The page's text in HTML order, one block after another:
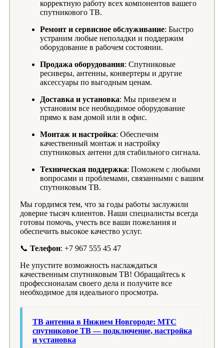
корректную работу всех компонентов вашего
спутникового ТВ.
Ремонт и сервисное обслуживание: Быстро
устраним любые неполадки и поддержим
оборудование в рабочем состоянии.
Продажа оборудования: Спутниковые
ресиверы, антенны, конвертеры и другие
аксессуары по выгодным ценам.
Доставка и установка: Мы привезем и
установим все необходимое оборудование
прямо к вам домой или в офис.
Монтаж и настройка: Обеспечим
качественный монтаж и настройку
спутниковых антенн для стабильного сигнала.
Техническая поддержка: Поможем с любыми
вопросами и проблемами, связанными с вашим
спутниковым ТВ.
Мы гордимся тем, что за годы работы заслужили
доверие тысяч клиентов. Наши специалисты всегда
готовы помочь, учесть все ваши пожелания и
обеспечить высокое качество услуг.
📞 Телефон: +7 967 555 45 47
Не упустите возможность наслаждаться
качественным спутниковым ТВ! Обращайтесь к
профессионалам своего дела и получите все
необходимое для идеального просмотра.
ТВ антенна в Нижнем Новгороде: МТС
спутниковое ТВ — подключение, настройка
и установка